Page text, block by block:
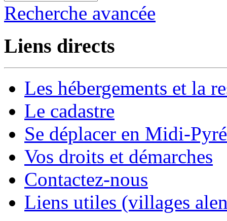
Recherche avancée
Liens directs
Les hébergements et la
Le cadastre
Se déplacer en Midi-
Vos droits et démarches
Contactez-nous
Liens utiles (villages